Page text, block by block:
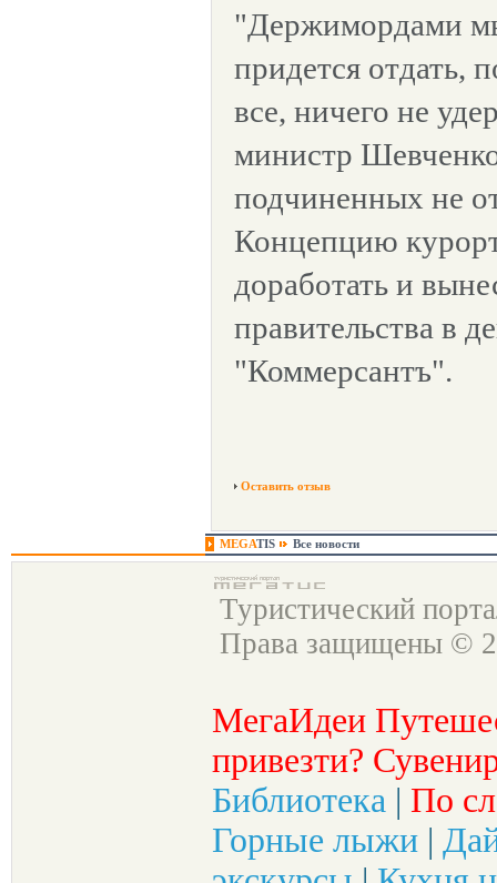
"Держимордами
придется отдать,
все, ничего не
министр
подчиненных не
Концепцию
доработать и
правительства в
"Коммерсантъ".
Оставить отзыв
MEGATIS Все новости
Туристический
Права защищены ©
МегаИдеи
привезти?
Библиотека | По
Горные лыжи |